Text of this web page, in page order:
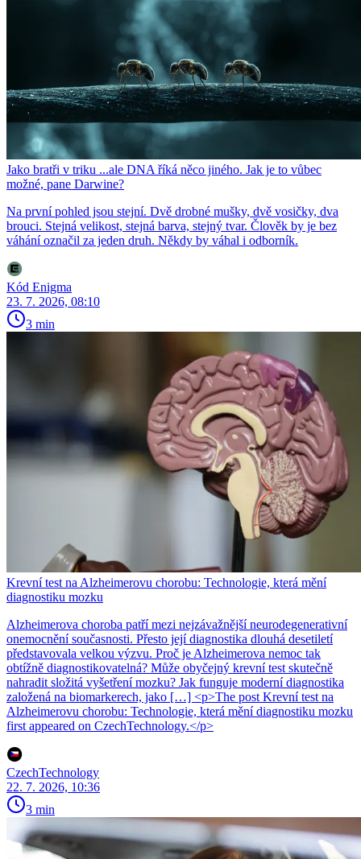
Jako bratři v triku ...ale DNA říká něco jiného. Jak je to vůbec
možné, pane Darwine?
Na první pohled jsou stejní. Dvě drobné mušky, dvě vosičky, dva
brouci. Stejná velikost, stejná barva, stejný tvar. Člověk by je bez
váhání označil za jeden druh. Někdy by váhal i odborník.
Kód Enigma
23. 7. 2026, 08:10
3 min
Krevní test na Alzheimerovu chorobu: Technologie, která mění
diagnostiku mozku
Alzheimerova choroba patří mezi nejzávažnější neurodegenerativní
onemocnění současnosti. Přesto její diagnostika dlouhá desetiletí
představovala velkou výzvu. Proč je Alzheimerova nemoc tak
obtížně diagnostikovatelná? Může obyčejný krevní test skutečně
nahradit složitá vyšetření mozku? Jak funguje moderní diagnostika
založená na biomarkerech, jako […] <p>The post Krevní test na
Alzheimerovu chorobu: Technologie, která mění diagnostiku mozku
first appeared on CzechTechnology.</p>
CzechTechnology
22. 7. 2026, 10:36
3 min